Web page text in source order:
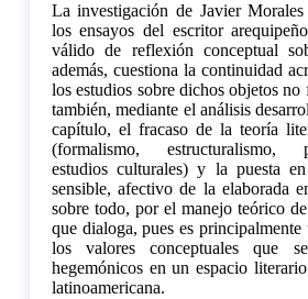
La investigación de Javier
los ensayos del escritor
válido de reflexión conceptual
además, cuestiona la continuidad
los estudios sobre dichos objetos
también, mediante el análisis
capítulo, el fracaso de la teoría
(formalismo, estructuralismo,
estudios culturales) y la puesta
sensible, afectivo de la elaborada
sobre todo, por el manejo teórico
que dialoga, pues es
los valores conceptuales que
hegemónicos en un espacio
latinoamericana.